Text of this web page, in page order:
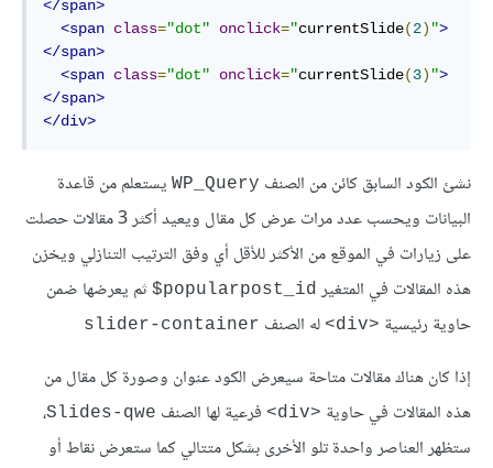
</span>
<span class="dot" onclick="currentSlide(2) ">
</span>
<span class="dot" onclick="currentSlide(3) ">
</span>
</div>
نشئ الكود السابق كائن من الصنف WP_Query يستعلم من قاعدة
البيانات ويحسب عدد مرات عرض كل مقال ويعيد أكثر 3 مقالات حصلت
على زيارات في الموقع من الأكثر للأقل أي وفق الترتيب التنازلي ويخزن
هذه المقالات في المتغير ‎ $popularpost_id ثم يعرضها ضمن
حاوية رئيسية <div> له الصنف slider-container
إذا كان هناك مقالات متاحة سيعرض الكود عنوان وصورة كل مقال من
هذه المقالات في حاوية <div> فرعية لها الصنف Slides-qwe،
ستظهر العناصر واحدة تلو الأخرى بشكل متتالي كما ستعرض نقاط أو